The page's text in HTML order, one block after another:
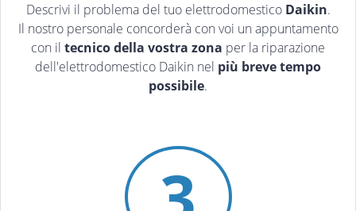
Descrivi il problema del tuo elettrodomestico Daikin.
Il nostro personale concorderà con voi un appuntamento
con il tecnico della vostra zona per la riparazione
dell'elettrodomestico Daikin nel più breve tempo
possibile.